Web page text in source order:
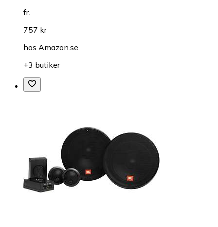
fr.
757 kr
hos Amazon.se
+3 butiker